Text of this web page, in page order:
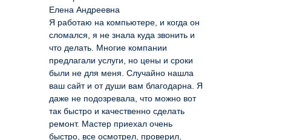
Елена Андреевна
Я работаю на компьютере, и когда он
сломался, я не знала куда звонить и
что делать. Многие компании
предлагали услуги, но цены и сроки
были не для меня. Случайно нашла
ваш сайт и от души вам благодарна. Я
даже не подозревала, что можно вот
так быстро и качественно сделать
ремонт. Мастер приехал очень
быстро, все осмотрел, проверил,